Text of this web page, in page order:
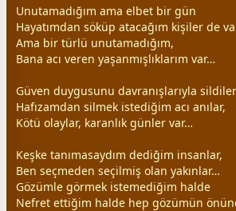
Unutamadığım ama elbet bir gün
Hayatımdan söküp atacağım kişiler de
Ama bir türlü unutamadığım,
Bana acı veren yaşanmışlıklarım var…
Güven duygusunu davranışlarıyla
Hafızamdan silmek istediğim acı anılar,
Kötü olaylar, karanlık günler var…
Keşke tanımasaydım dediğim insanlar,
Ben seçmeden seçilmiş olan yakınlar…
Gözümle görmek istemediğim halde
Nefret ettiğim halde hep gözümün